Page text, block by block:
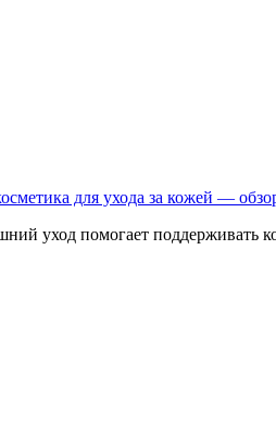
для ухода за кожей —
уход помогает поддерживать